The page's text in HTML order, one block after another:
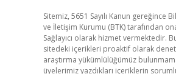
Sitemiz, 5651 Sayılı Kanun gereğince
ve İletişim Kurumu (BTK) tarafından
Sağlayıcı olarak hizmet vermektedir.
sitedeki içerikleri proaktif olarak
araştırma yükümlülüğümüz
üyelerimiz yazdıkları içeriklerin